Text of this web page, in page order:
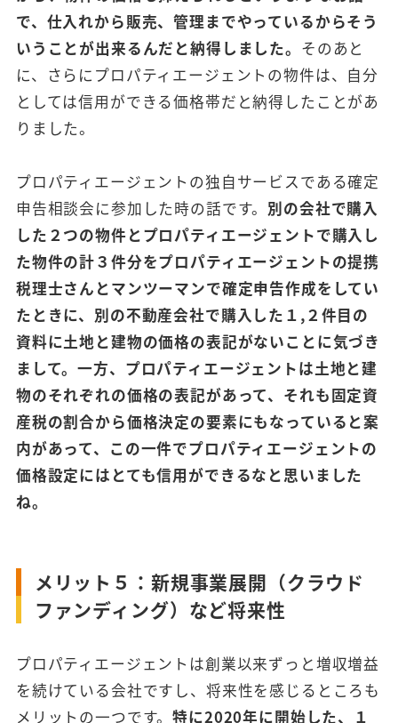
で、仕入れから販売、管理までやっているからそう
いうことが出来るんだと納得しました。 そのあと
に、さらにプロパティエージェントの物件は、自分
としては信用ができる価格帯だと納得したことがあ
りました。
プロパティエージェントの独自サービスである確定
申告相談会に参加した時の話です。 別の会社で購入
した２つの物件とプロパティエージェントで購入し
た物件の計３件分をプロパティエージェントの提携
税理士さんとマンツーマンで確定申告作成をしてい
たときに、別の不動産会社で購入した１,２件目の
資料に土地と建物の価格の表記がないことに気づき
まして。一方、プロパティエージェントは土地と建
物のそれぞれの価格の表記があって、それも固定資
産税の割合から価格決定の要素にもなっていると案
内があって、この一件でプロパティエージェントの
価格設定にはとても信用ができるなと思いました
ね。
メリット５：新規事業展開（クラウド
ファンディング）など将来性
プロパティエージェントは創業以来ずっと増収増益
を続けている会社ですし、将来性を感じるところも
メリットの一つです。特に2020年に開始した、１